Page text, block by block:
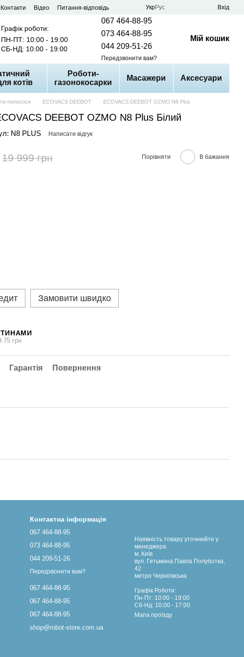
Контакти Відео
Питання-відповідь
УкрРус Вхід
Графік роботи:
ПН-ПТ: 10:00 - 19:00
СБ-НД: 10:00 - 19:00
067 464-88-95
073 464-88-95
044 209-51-26
Передзвонити вам?
Мій кошик
котів
Роботи-
газонокосарки
Масажери Аксесуари
пилососи ECOVACS DEEBOT ECOVACS DEEBOT OZMO N8 Plus
DEEBOT OZMO N8 Plus Білий
N8 PLUS Написати відгук
19 999 грн Порівняти В бажання
Замовити швидко
грн
Гарантія Повернення
Контактна інформація
067 464-88-95
073 464-88-95
044 209-51-26
Передзвонити вам?
067 464-88-95
067 464-88-95
067 464-88-95
shop@robot-store.com.ua
Наявність товару уточнюйте у
менеджера
м. Київ
вул. Гетьмана Павла Полуботка,
42
метро Чернігівська
Графік Роботи:
Пн-Пт: 10:00 - 19:00
Сб-Нд: 10:00 - 17:00
Мапа проїзду